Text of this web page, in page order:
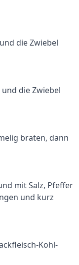
die Zwiebel
die Zwiebel
braten, dann
mit Salz, Pfeffer
und kurz
Kohl-